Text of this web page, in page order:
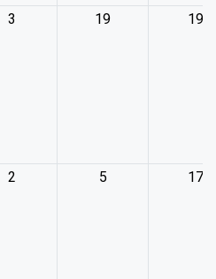
3 19 19
2 5 17